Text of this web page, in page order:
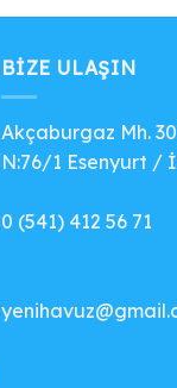
BIZE ULAŞIN
Akçaburgaz Mh.
N:76/1 Esenyurt /
0 (541) 412 56 71